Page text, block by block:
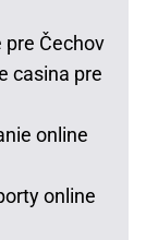
pre Čechov
casina pre
online
online